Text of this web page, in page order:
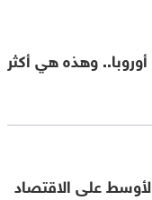
وهذه هي أكثر
على الاقتصاد